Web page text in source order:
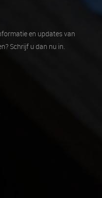
en updates van
Schrijf u dan nu in.